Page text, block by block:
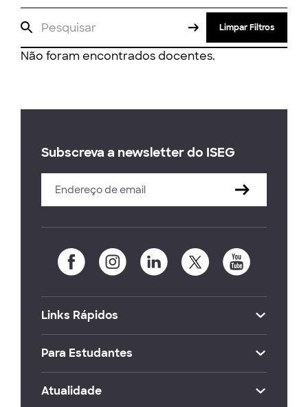
Limpar Filtros
Não foram encontrados docentes.
Subscreva a newsletter do ISEG
Links Rápidos
Para Estudantes
Atualidade